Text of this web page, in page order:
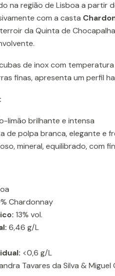
na região de Lisboa a partir
com a casta
da Quinta de
de inox com
finas, apresenta um perfil
limão brilhante e intensa
de polpa branca, elegante e
mineral, equilibrado, com
Chardonnay
13% vol.
6,46 g/L
<0,6 g/L
Tavares da Silva & Miguel